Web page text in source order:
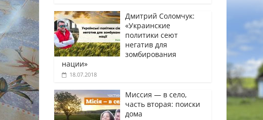
Дмитрий Соломчук:
«Украинские
политики сеют
негатив для
зомбирования
нации»
18.07.2018
Миссия — в село,
часть вторая: поиски
дома